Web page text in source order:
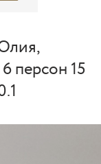
персон 15